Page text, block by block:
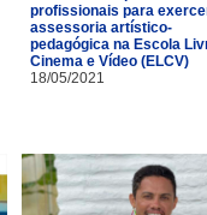
profissionais para
assessoria artístico-
pedagógica na Escola
Cinema e Vídeo (ELCV)
18/05/2021